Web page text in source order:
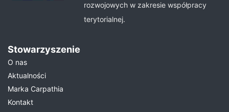
rozwojowych w zakresie współpracy
terytorialnej.
Stowarzyszenie
O nas
Aktualności
Marka Carpathia
Kontakt